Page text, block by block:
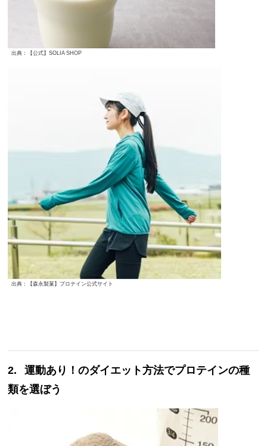
出典：【公式】SOLIA SHOP
出典：【森永製菓】プロテイン公式サイト
2. 運動あり ！のダイエット方法でプロテインの種
類を選ぼう